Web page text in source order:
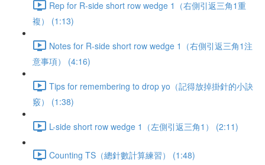
Rep for R-side short row wedge 1（右側引返三角1重
複） (1:13)
Notes for R-side short row wedge 1（右側引返三角1注
意事項） (4:16)
Tips for remembering to drop yo（記得放掉掛針的小訣
竅） (1:38)
L-side short row wedge 1（左側引返三角1） (2:11)
Counting TS（總針數計算練習） (1:48)